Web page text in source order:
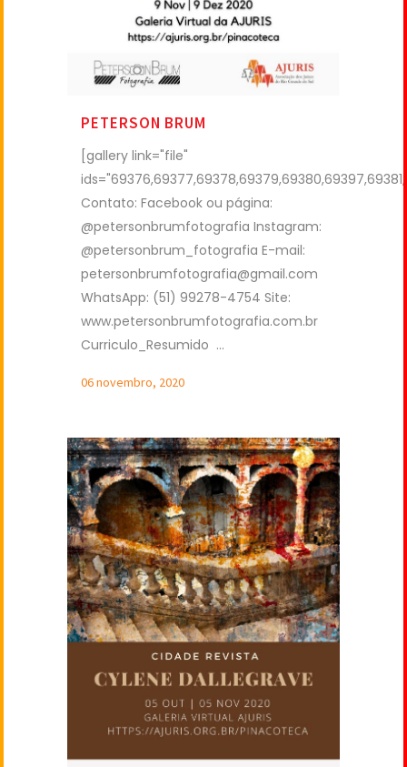
PETERSON BRUM
[gallery link="file"
Contato: Facebook ou página:
@petersonbrumfotografia Instagram:
@petersonbrum_fotografia E-mail:
petersonbrumfotografia@gmail.com
WhatsApp: (51) 99278-4754 Site:
www.petersonbrumfotografia.com.br
Curriculo_Resumido ...
06 novembro, 2020